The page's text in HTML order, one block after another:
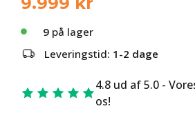
9 på lager
Leveringstid: 1-2 dage
4.8 ud af 5.0 -
os!